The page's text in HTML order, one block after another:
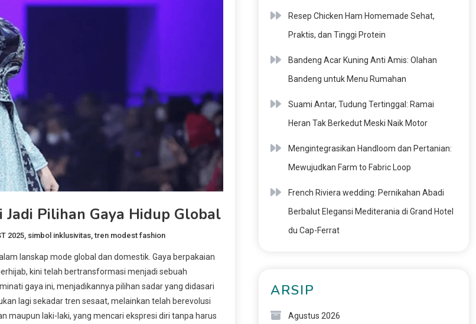
Pilihan Gaya Hidup Global
2025, simbol inklusivitas,tren modest fashion
lanskap mode global dan domestik. Gaya berpakaian
kini telah bertransformasi menjadi sebuah
gaya ini, menjadikannya pilihan sadar yang didasari
lagi sekadar tren sesaat, melainkan telah berevolusi
maupun laki-laki, yang mencari ekspresi diri tanpa harus
Resep Chicken Ham Homemade Sehat,
Praktis, dan Tinggi Protein
Bandeng Acar Kuning Anti Amis: Olahan
Bandeng untuk Menu Rumahan
Suami Antar, Tudung Tertinggal: Ramai
Heran Tak Berkedut Meski Naik Motor
Mengintegrasikan Handloom dan Pertanian:
Mewujudkan Farm to Fabric Loop
French Riviera wedding: Pernikahan Abadi
Berbalut Elegansi Mediterania di Grand Hotel
du Cap-Ferrat
ARSIP
Agustus 2026